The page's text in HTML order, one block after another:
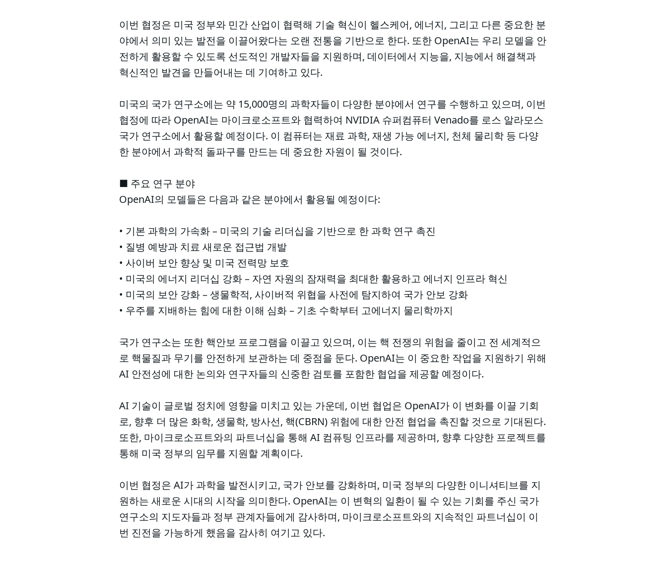
이번 협정은 미국 정부와 민간 산업이 협력해 기술 혁신이 헬스케어, 에너지, 그리고 다른 중요한 분
야에서 의미 있는 발전을 이끌어왔다는 오랜 전통을 기반으로 한다. 또한 OpenAI는 우리 모델을 안
전하게 활용할 수 있도록 선도적인 개발자들을 지원하며, 데이터에서 지능을, 지능에서 해결책과
혁신적인 발견을 만들어내는 데 기여하고 있다.
미국의 국가 연구소에는 약 15,000명의 과학자들이 다양한 분야에서 연구를 수행하고 있으며, 이번
협정에 따라 OpenAI는 마이크로소프트와 협력하여 NVIDIA 슈퍼컴퓨터 Venado를 로스 알라모스
국가 연구소에서 활용할 예정이다. 이 컴퓨터는 재료 과학, 재생 가능 에너지, 천체 물리학 등 다양
한 분야에서 과학적 돌파구를 만드는 데 중요한 자원이 될 것이다.
■ 주요 연구 분야
OpenAI의 모델들은 다음과 같은 분야에서 활용될 예정이다:
• 기본 과학의 가속화 – 미국의 기술 리더십을 기반으로 한 과학 연구 촉진
• 질병 예방과 치료 새로운 접근법 개발
• 사이버 보안 향상 및 미국 전력망 보호
• 미국의 에너지 리더십 강화 – 자연 자원의 잠재력을 최대한 활용하고 에너지 인프라 혁신
• 미국의 보안 강화 – 생물학적, 사이버적 위협을 사전에 탐지하여 국가 안보 강화
• 우주를 지배하는 힘에 대한 이해 심화 – 기초 수학부터 고에너지 물리학까지
국가 연구소는 또한 핵안보 프로그램을 이끌고 있으며, 이는 핵 전쟁의 위험을 줄이고 전 세계적으
로 핵물질과 무기를 안전하게 보관하는 데 중점을 둔다. OpenAI는 이 중요한 작업을 지원하기 위해
AI 안전성에 대한 논의와 연구자들의 신중한 검토를 포함한 협업을 제공할 예정이다.
AI 기술이 글로벌 정치에 영향을 미치고 있는 가운데, 이번 협업은 OpenAI가 이 변화를 이끌 기회
로, 향후 더 많은 화학, 생물학, 방사선, 핵(CBRN) 위험에 대한 안전 협업을 촉진할 것으로 기대된다.
또한, 마이크로소프트와의 파트너십을 통해 AI 컴퓨팅 인프라를 제공하며, 향후 다양한 프로젝트를
통해 미국 정부의 임무를 지원할 계획이다.
이번 협정은 AI가 과학을 발전시키고, 국가 안보를 강화하며, 미국 정부의 다양한 이니셔티브를 지
원하는 새로운 시대의 시작을 의미한다. OpenAI는 이 변혁의 일환이 될 수 있는 기회를 주신 국가
연구소의 지도자들과 정부 관계자들에게 감사하며, 마이크로소프트와의 지속적인 파트너십이 이
번 진전을 가능하게 했음을 감사히 여기고 있다.